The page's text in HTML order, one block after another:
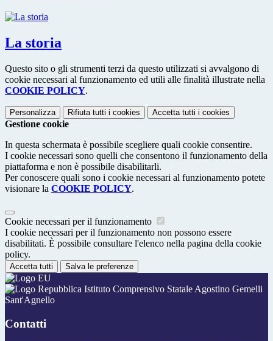
La storia
Questo sito o gli strumenti terzi da questo utilizzati si avvalgono di
cookie necessari al funzionamento ed utili alle finalità illustrate nella
COOKIE POLICY.
Personalizza Rifiuta tutti i cookies Accetta tutti i cookies
Gestione cookie
In questa schermata è possibile scegliere quali cookie consentire.
I cookie necessari sono quelli che consentono il funzionamento della
piattaforma e non è possibile disabilitarli.
Per conoscere quali sono i cookie necessari al funzionamento potete
visionare la COOKIE POLICY.
Cookie necessari per il funzionamento
I cookie necessari per il funzionamento non possono essere
disabilitati. È possibile consultare l'elenco nella pagina della cookie
policy.
Accetta tutti Salva le preferenze
Istituto Comprensivo Statale Agostino Gemelli
Sant'Agnello
Contatti